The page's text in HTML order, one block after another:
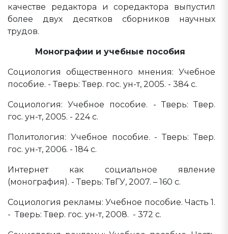
качестве редактора и соредактора выпустил
более двух десятков сборников научных
трудов.
Монографии и учебные пособия
Социология общественного мнения: Учебное
пособие. - Тверь: Твер. гос. ун-т, 2005. - 384 с.
Социология: Учебное пособие. - Тверь: Твер.
гос. ун-т, 2005. - 224 с.
Политология: Учебное пособие. - Тверь: Твер.
гос. ун-т, 2006. - 184 с.
Интернет как социальное явление
(монография). - Тверь: ТвГУ, 2007. – 160 с.
Социология рекламы: Учебное пособие. Часть 1.
- Тверь: Твер. гос. ун-т, 2008. - 372 с.